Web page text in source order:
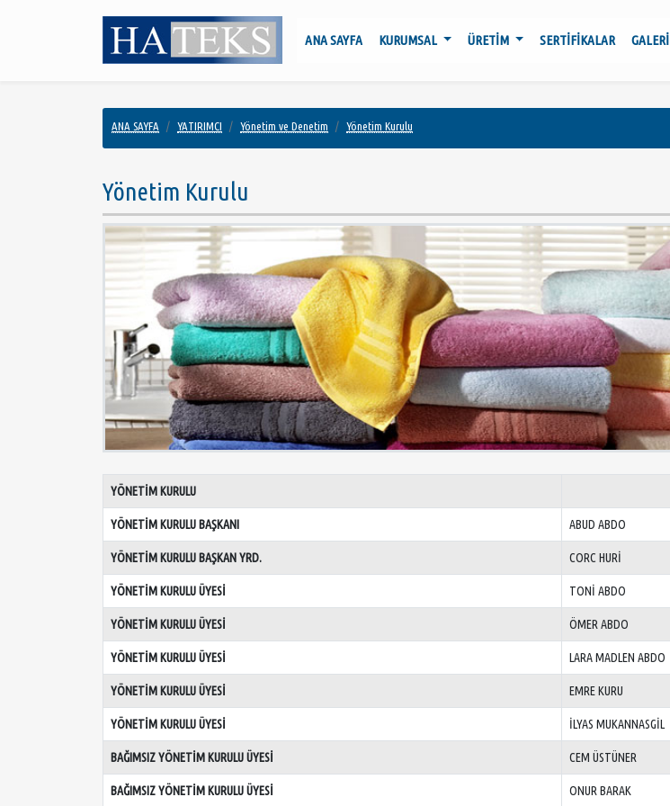
ANA SAYFA KURUMSAL ÜRETİM SERTİFİKALAR GALERİ
ANA SAYFA YATIRIMCI Yönetim ve Denetim Yönetim Kurulu
Yönetim Kurulu
YÖNETİM KURULU
YÖNETİM KURULU BAŞKANI ABUD ABDO
YÖNETİM KURULU BAŞKAN YRD. CORC HURİ
YÖNETİM KURULU ÜYESİ TONİ ABDO
YÖNETİM KURULU ÜYESİ ÖMER ABDO
YÖNETİM KURULU ÜYESİ LARA MADLEN ABDO
YÖNETİM KURULU ÜYESİ EMRE KURU
YÖNETİM KURULU ÜYESİ İLYAS MUKANNASGİL
BAĞIMSIZ YÖNETİM KURULU ÜYESİ CEM ÜSTÜNER
BAĞIMSIZ YÖNETİM KURULU ÜYESİ ONUR BARAK